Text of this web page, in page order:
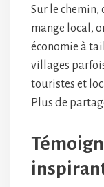
Sur le chemin,
mange local,
économie à
villages
touristes et
Plus de